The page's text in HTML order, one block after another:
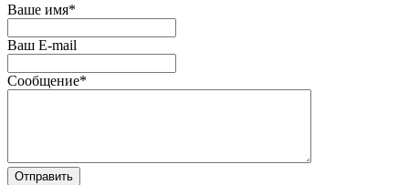
Ваше имя*
Ваш E-mail
Сообщение*